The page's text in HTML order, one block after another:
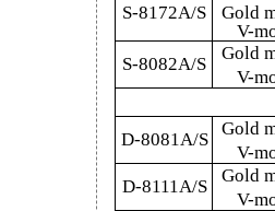
S-8172А/S
Gold
V-
S-8082А/S
Gold
V-
D-8081А/S
Gold
V-
D-8111А/S
Gold
V-